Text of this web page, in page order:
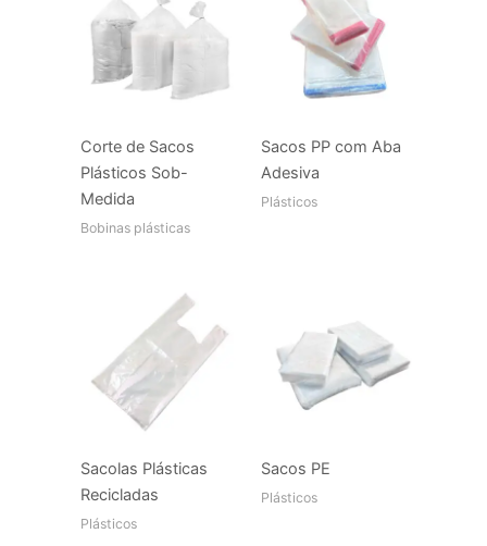
Corte de Sacos
Plásticos Sob-
Medida
Bobinas plásticas
Sacos PP com Aba
Adesiva
Plásticos
Sacolas Plásticas
Recicladas
Plásticos
Sacos PE
Plásticos